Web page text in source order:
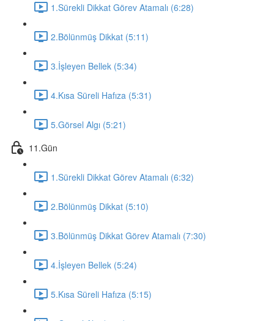
1.Sürekli Dikkat Görev Atamalı (6:28)
2.Bölünmüş Dikkat (5:11)
3.İşleyen Bellek (5:34)
4.Kısa Süreli Hafıza (5:31)
5.Görsel Algı (5:21)
11.Gün
1.Sürekli Dikkat Görev Atamalı (6:32)
2.Bölünmüş Dikkat (5:10)
3.Bölünmüş Dikkat Görev Atamalı (7:30)
4.İşleyen Bellek (5:24)
5.Kısa Süreli Hafıza (5:15)